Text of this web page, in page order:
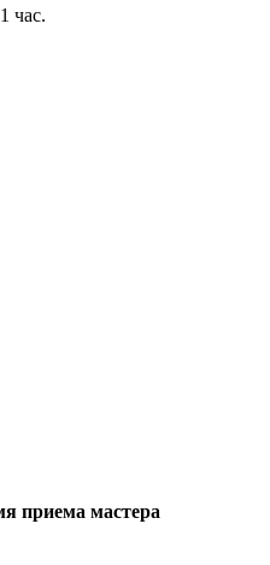
час.
приема мастера